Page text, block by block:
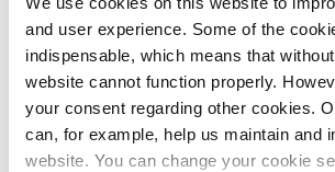
and user experience. Some of the
indispensable, which means that
website cannot function properly.
your consent regarding other cookies.
can, for example, help us maintain and
website. You can change your cookie
jatkotoimenpiteistä toimijoiden
yhteistyössä junakuuluvuuden
FAKTAT:
VR on uusinut kaukojunien